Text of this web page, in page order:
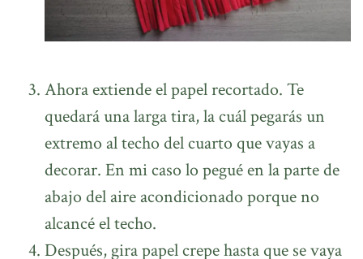
Ahora extiende el papel recortado. Te
quedará una larga tira, la cuál pegarás un
extremo al techo del cuarto que vayas a
decorar. En mi caso lo pegué en la parte de
abajo del aire acondicionado porque no
alcancé el techo.
Después, gira papel crepe hasta que se vaya